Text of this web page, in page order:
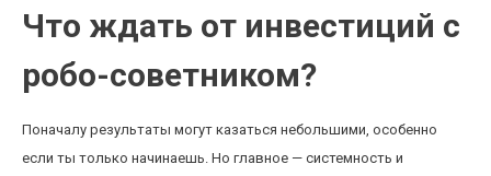
Что ждать от инвестиций с
робо-советником?
Поначалу результаты могут казаться небольшими, особенно
если ты только начинаешь. Но главное — системность и